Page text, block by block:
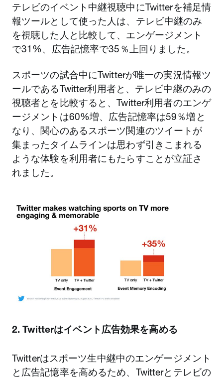
テレビのイベント中継視聴中にTwitterを補足情
報ツールとして使った人は、テレビ中継のみ
を視聴した人と比較して、エンゲージメント
で31%、広告記憶率で35％上回りました。
スポーツの試合中にTwitterが唯一の実況情報ツ
ールであるTwitter利用者と、テレビ中継のみの
視聴者とを比較すると、Twitter利用者のエンゲ
ージメントは60%増、広告記憶率は59％増と
なり、関心のあるスポーツ関連のツイートが
集まったタイムラインは思わず引きこまれる
ような体験を利用者にもたらすことが立証さ
れました。
2. Twitterはイベント広告効果を高める
Twitterはスポーツ生中継中のエンゲージメント
と広告記憶率を高めるため、Twitterとテレビの